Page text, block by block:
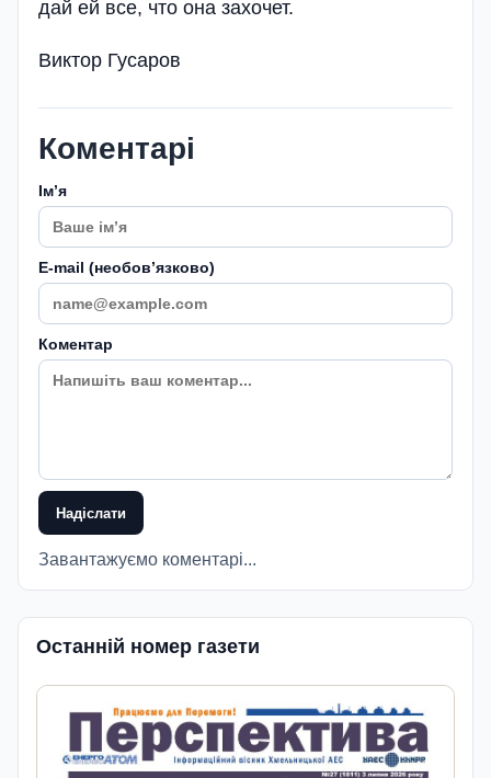
дай ей все, что она захочет.
Виктор Гусаров
Коментарі
Імʼя
E-mail (необовʼязково)
Коментар
Надіслати
Завантажуємо коментарі...
Останній номер газети